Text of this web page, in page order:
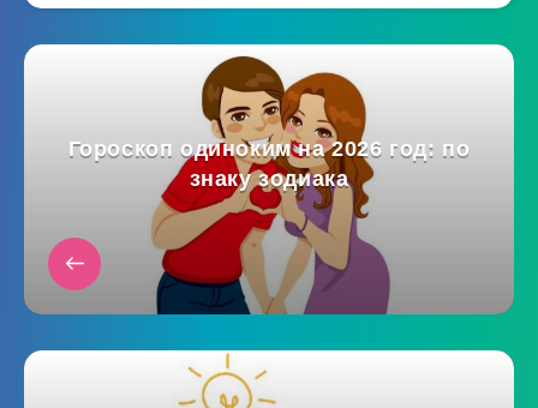
Гороскоп одиноким на 2026 год: по
знаку зодиака